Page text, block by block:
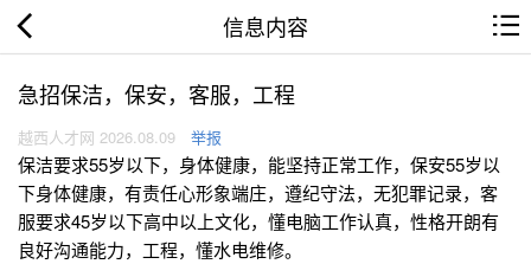
信息内容
急招保洁，保安，客服，工程
越西人才网 2026.08.09 举报
保洁要求55岁以下，身体健康，能坚持正常工作，保安55岁以
下身体健康，有责任心形象端庄，遵纪守法，无犯罪记录，客
服要求45岁以下高中以上文化，懂电脑工作认真，性格开朗有
良好沟通能力，工程，懂水电维修。